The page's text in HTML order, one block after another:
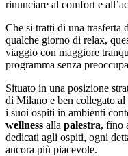
rinunciare al comfort e
Che si tratti di una trasferta
qualche giorno di relax,
viaggio con maggiore
programma senza
Situato in una posizione
di Milano e ben collegato al
i suoi ospiti in ambienti
wellness alla palestra, fino
dedicati agli ospiti, ogni
ancora più piacevole.